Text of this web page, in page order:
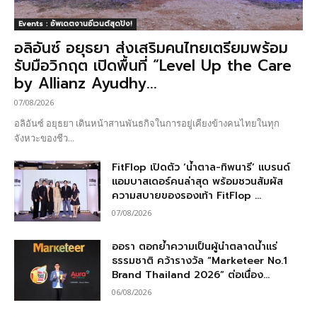
Events : อัพเดตงานอีเวนต์สุดปัง!
อลิอันซ์ อยุธยา ส่งเสริมคนไทยเตรียมพร้อม
รับมือวิกฤต เปิดพื้นที่ “Level Up the Care
by Allianz Ayudhy...
07/08/2026
อลิอันซ์ อยุธยา เดินหน้าสานพันธกิจในการอยู่เคียงข้างคนไทยในทุก
จังหวะของชีว...
FitFlop เปิดตัว ‘น้ำตาล-ทิพนารี’ แบรนด์
แอมบาสเดอร์คนล่าสุด พร้อมชวนสัมผัส
ความสบายของรองเท้า FitFlop ...
07/08/2026
ออรา ตอกย้ำความเป็นผู้นำตลาดน้ำแร่
ธรรมชาติ คว้ารางวัล “Marketeer No.1
Brand Thailand 2026” ต่อเนื่อง...
06/08/2026